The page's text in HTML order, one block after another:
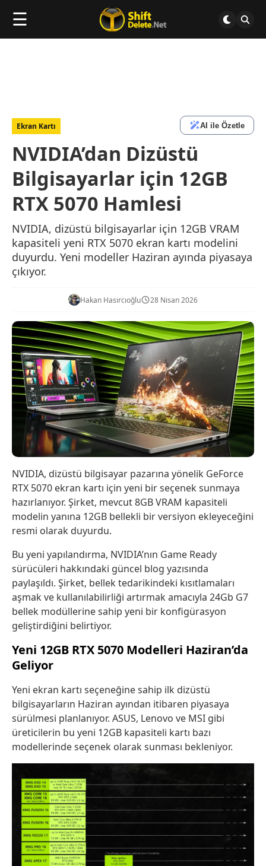
☰
Ekran Kartı AI ile Özetle
NVIDIA’dan Dizüstü
Bilgisayarlar için 12GB
RTX 5070 Hamlesi
NVIDIA, dizüstü bilgisayarlar için 12GB VRAM
kapasiteli yeni RTX 5070 ekran kartı modelini
duyurdu. Yeni modeller Haziran ayında piyasaya
çıkıyor.
Hakan Hasırcıoğlu 28 Nisan 2026
NVIDIA, dizüstü bilgisayar pazarına yönelik GeForce
RTX 5070 ekran kartı için yeni bir seçenek sunmaya
hazırlanıyor. Şirket, mevcut 8GB VRAM kapasiteli
modelin yanına 12GB bellekli bir versiyon ekleyeceğini
resmi olarak duyurdu.
Bu yeni yapılandırma, NVIDIA’nın Game Ready
sürücüleri hakkındaki güncel blog yazısında
paylaşıldı. Şirket, bellek tedarikindeki kısıtlamaları
aşmak ve kullanılabilirliği artırmak amacıyla 24Gb G7
bellek modüllerine sahip yeni bir konfigürasyon
geliştirdiğini belirtiyor.
Yeni 12GB RTX 5070 Modelleri Haziran’da
Geliyor
Yeni ekran kartı seçeneğine sahip ilk dizüstü
bilgisayarların Haziran ayından itibaren piyasaya
sürülmesi planlanıyor. ASUS, Lenovo ve MSI gibi
üreticilerin bu yeni 12GB kapasiteli kartı bazı
modellerinde seçenek olarak sunması bekleniyor.